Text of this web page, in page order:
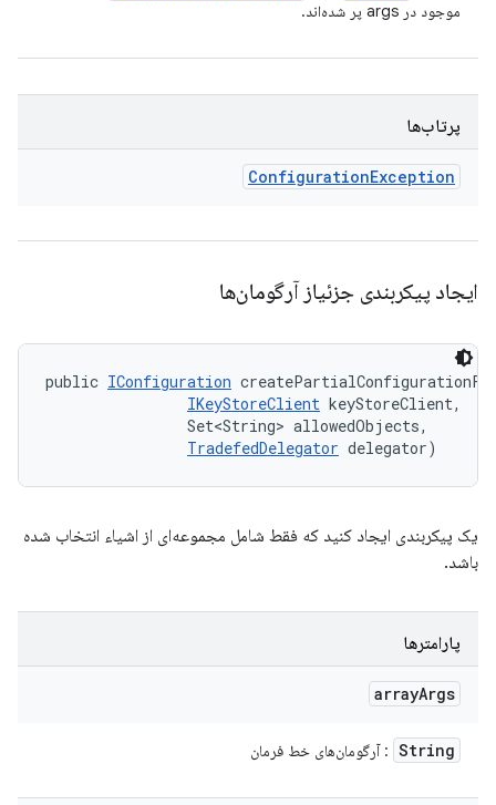
موجود در args پر شده‌اند.
پرتاب‌ها
ConfigurationException
ایجاد پیکربندی جزئیاز آرگومان‌ها
public IConfiguration
IKeyStoreClient keyStoreClient,
                Set<String> allowedObjects,
TradefedDelegator delegator)
یک پیکربندی ایجاد کنید که فقط شامل مجموعه‌ای از اشیاء انتخاب شده
باشد.
پارامترها
arrayArgs
String : آرگومان‌های خط فرمان